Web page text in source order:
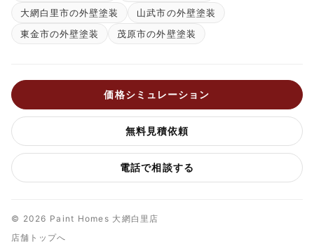
大網白里市の外壁塗装
山武市の外壁塗装
東金市の外壁塗装
茂原市の外壁塗装
価格シミュレーション
無料見積依頼
電話で相談する
© 2026 Paint Homes 大網白里店
店舗トップへ